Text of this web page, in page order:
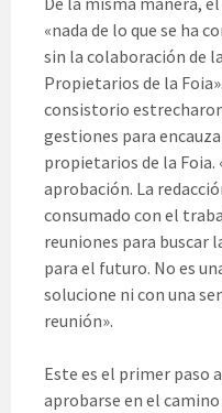
«nada de lo que se ha
sin la colaboración de
Propietarios de la
consistorio
gestiones para
propietarios de la Foia.
aprobación. La
consumado con el
reuniones para buscar
para el futuro. No es
solucione ni con una
reunión».
Este es el primer paso
aprobarse en el